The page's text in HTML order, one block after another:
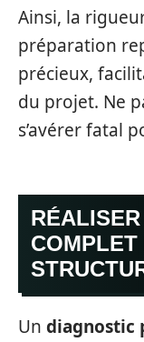
Ainsi, la
préparation
précieux,
du projet. Ne
s’avérer fatal
COMPLET
Un diagnostic